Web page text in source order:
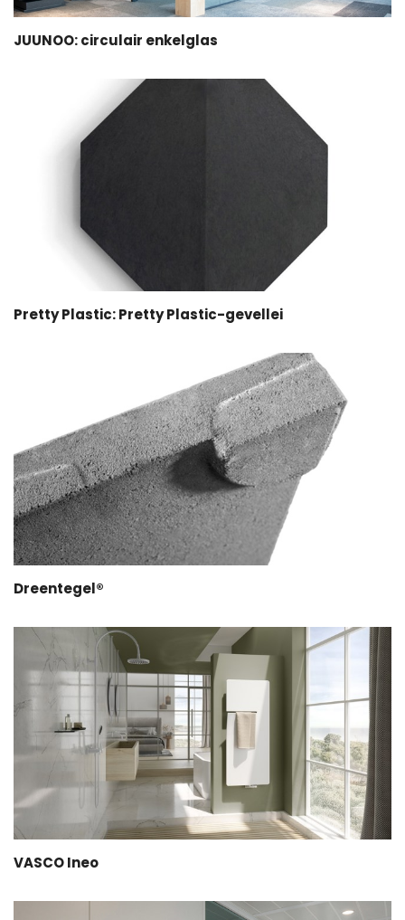
JUUNOO: circulair enkelglas
Pretty Plastic: Pretty Plastic-gevellei
Dreentegel®
VASCO Ineo